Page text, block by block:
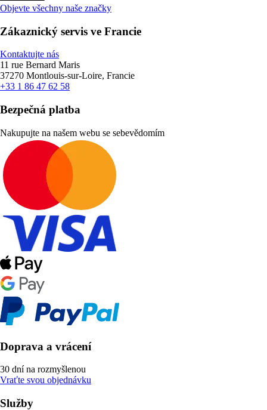
Objevte všechny naše značky
Zákaznický servis ve Francie
Kontaktujte nás
11 rue Bernard Maris
37270 Montlouis-sur-Loire, Francie
+33 1 86 47 62 58
Bezpečná platba
Nakupujte na našem webu se sebevědomím
Doprava a vrácení
30 dní na rozmyšlenou
Vraťte svou objednávku
Služby